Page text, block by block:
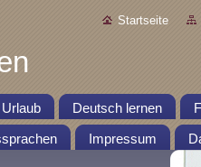
Startseite
Urlaub Deutsch lernen
Impressum